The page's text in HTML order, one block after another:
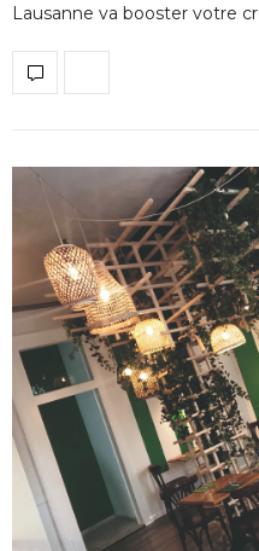
Lausanne va booster votre